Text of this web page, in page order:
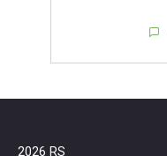
2026 RS